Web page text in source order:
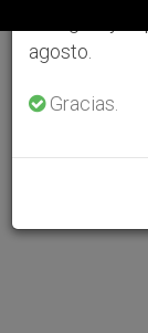
agosto.
Gracias.